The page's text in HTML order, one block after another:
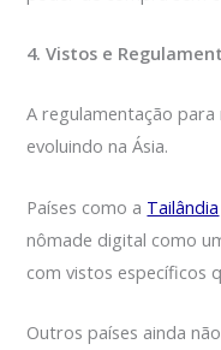
4. Vistos e
A regulamentação
evoluindo na Ásia.
Países como a Tailândia
nômade digital como
com vistos específicos
Outros países ainda